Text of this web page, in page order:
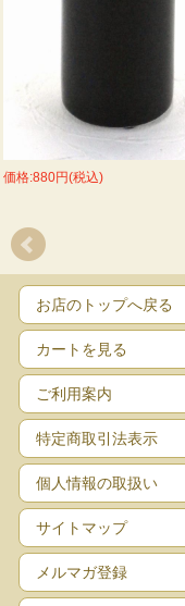
価格:880円(税込)
お店のトップへ戻る
カートを見る
ご利用案内
特定商取引法表示
個人情報の取扱い
サイトマップ
メルマガ登録